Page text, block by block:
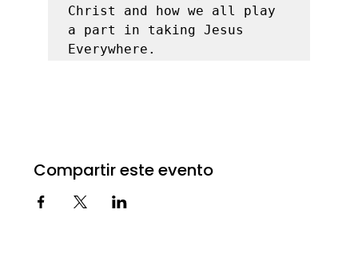
Christ and how we all play
a part in taking Jesus
Everywhere.
Compartir este evento